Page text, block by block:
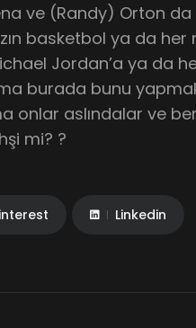
ve (Randy) Orton da
basketbol ya da her
Jordan’a ya da
burada bunu
onlar aslındalar ve
mi? ?
Linkedin